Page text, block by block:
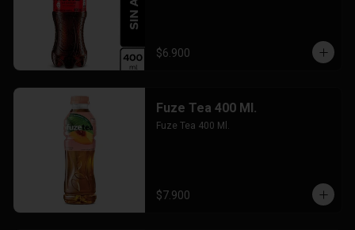
$6.900
Fuze Tea 400 Ml.
Fuze Tea 400 Ml.
$7.900